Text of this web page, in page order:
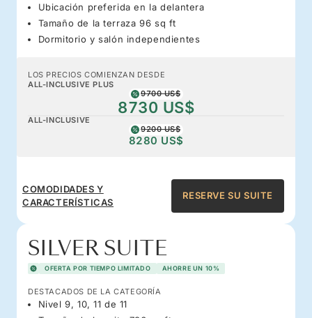
Ubicación preferida en la delantera
Tamaño de la terraza 96 sq ft
Dormitorio y salón independientes
LOS PRECIOS COMIENZAN DESDE
ALL-INCLUSIVE PLUS
9700 US$
8730 US$
ALL-INCLUSIVE
9200 US$
8280 US$
COMODIDADES Y
CARACTERÍSTICAS
RESERVE SU SUITE
SILVER SUITE
OFERTA POR TIEMPO LIMITADO AHORRE UN 10%
DESTACADOS DE LA CATEGORÍA
Nivel 9, 10, 11 de 11